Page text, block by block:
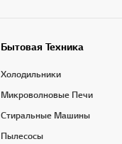
Бытовая Техника
Холодильники
Микроволновые Печи
Стиральные Машины
Пылесосы